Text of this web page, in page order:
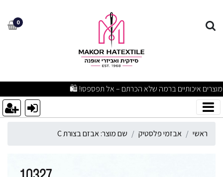
שם מוצר: אבזם בצורת C 0
מבצעים מפתיעים ומוצרים איכותיים ברמה שלא הכרתם – אל תפספסו! 🛍️
ראשי אבזמי פלסטיק שם מוצר: אבזם בצורת C